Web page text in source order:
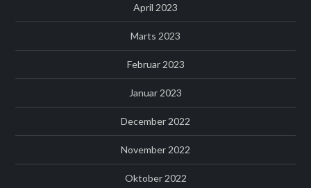
April 2023
Marts 2023
Februar 2023
Januar 2023
December 2022
November 2022
Oktober 2022